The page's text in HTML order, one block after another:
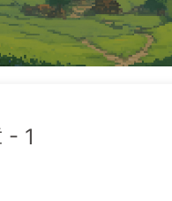
- 1